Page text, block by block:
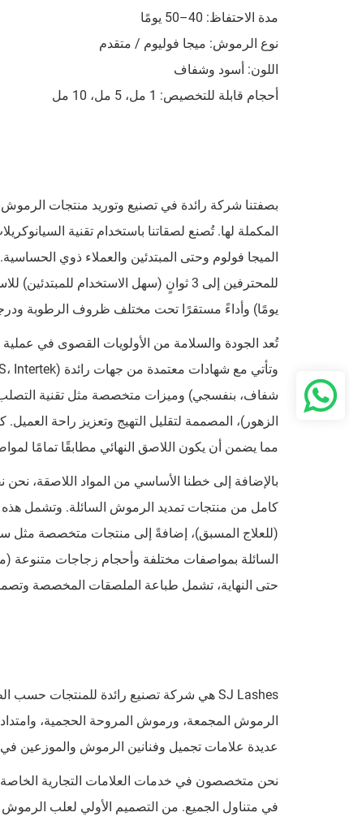
مدة الاحتفاظ: 40–50 يومًا
نوع الرموش: ميجا فوليوم / متقدم
اللون: أسود وشفاف
أحجام قابلة للتخصيص: 1 مل، 5 مل، 10 مل
بصفتنا شركة رائدة في تصنيع وتوريد منتجات
المكملة لها. تُصنع لصقاتنا باستخدام تقنية
يومًا) وأداءً مستقرًا تحت مختلف ظروف الرطوبة
تُعد الجودة والسلامة من الأولويات القصوى في
الزهور)، المصممة لتقليل التهيج وتعزيز راحة العميل.
مما يضمن أن يكون اللاصق النهائي مطابقًا تمامًا
كامل من منتجات تمديد الرموش السائلة. وتشمل
(للعلاج المسبق)، إضافةً إلى منتجات متخصصة مثل
حتى النهاية، تشمل طباعة الملصقات المخصصة
الرموش المجمعة، ورموش المروحة الحجمية،
عديدة علامات تجميل وفنانين الرموش والموزعين في
نحن متخصصون في خدمات العلامات التجارية الخاصة
في متناول الجميع. من التصميم الأولي لعلب